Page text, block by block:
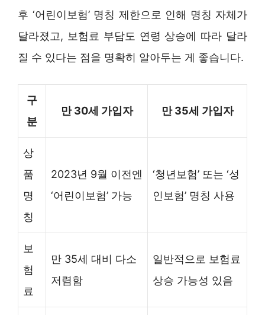
후 ‘어린이보험’ 명칭 제한으로 인해 명칭 자체가
달라졌고, 보험료 부담도 연령 상승에 따라 달라
질 수 있다는 점을 명확히 알아두는 게 좋습니다.
구
분
만 30세 가입자 만 35세 가입자
상
품
명
칭
2023년 9월 이전엔
‘어린이보험’ 가능
‘청년보험’ 또는 ‘성
인보험’ 명칭 사용
보
험
료
만 35세 대비 다소
저렴함
일반적으로 보험료
상승 가능성 있음